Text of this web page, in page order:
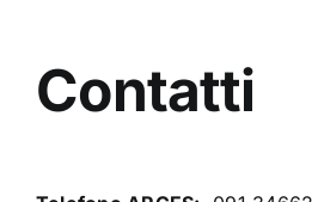
Contatti